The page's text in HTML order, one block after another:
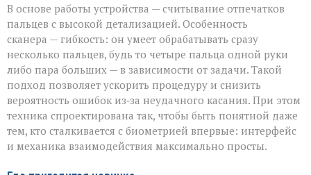
В основе работы устройства — считывание отпечатков
пальцев с высокой детализацией. Особенность
сканера — гибкость: он умеет обрабатывать сразу
несколько пальцев, будь то четыре пальца одной руки
либо пара больших — в зависимости от задачи. Такой
подход позволяет ускорить процедуру и снизить
вероятность ошибок из‑за неудачного касания. При этом
техника спроектирована так, чтобы быть понятной даже
тем, кто сталкивается с биометрией впервые: интерфейс
и механика взаимодействия максимально просты.